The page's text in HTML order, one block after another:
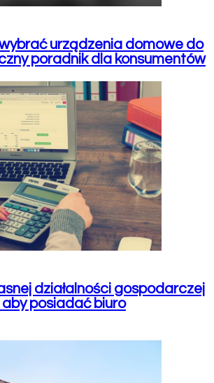
urządzenia domowe do
poradnik dla konsumentów
działalności gospodarczej
posiadać biuro